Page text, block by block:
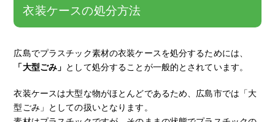
衣装ケースの処分方法
広島でプラスチック素材の衣装ケースを処分するためには、
「大型ごみ」 として処分することが一般的とされています。
衣装ケースは大型な物がほとんどであるため、広島市では「大
型ごみ」としての扱いとなります。